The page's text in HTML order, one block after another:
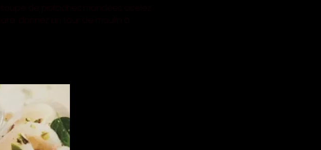
de pistaches mondées ciselez
donnez un tour de moulin à